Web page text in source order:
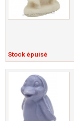
Stock épuisé